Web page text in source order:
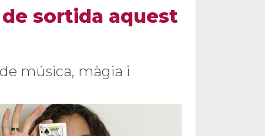
sortida aquest
música, màgia i